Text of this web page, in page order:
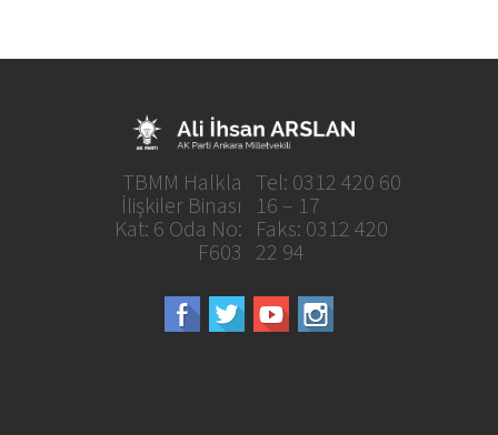
Tel: 0312 420 60
16 – 17
Faks: 0312 420
22 94
TBMM Halkla
İlişkiler Binası
Kat: 6 Oda No:
F603